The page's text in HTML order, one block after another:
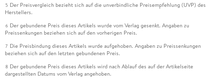
5 Der Preisvergleich bezieht sich auf die unverbindliche Preisempfehlung (UVP) des
Herstellers.
6 Der gebundene Preis dieses Artikels wurde vom Verlag gesenkt. Angaben zu
Preissenkungen beziehen sich auf den vorherigen Preis.
7 Die Preisbindung dieses Artikels wurde aufgehoben. Angaben zu Preissenkungen
beziehen sich auf den letzten gebundenen Preis.
8 Der gebundene Preis dieses Artikels wird nach Ablauf des auf der Artikelseite
dargestellten Datums vom Verlag angehoben.